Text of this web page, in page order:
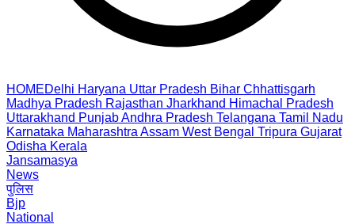
HOMEDelhi Haryana Uttar Pradesh Bihar Chhattisgarh
Madhya Pradesh Rajasthan Jharkhand Himachal Pradesh
Uttarakhand PunjabAndhra Pradesh Telangana Tamil Nadu
Karnataka Maharashtra Assam West Bengal Tripura Gujarat
Odisha Kerala
Jansamasya
News
पुलिस
Bjp
National